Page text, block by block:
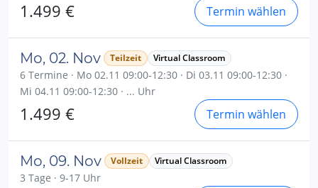
1.499 € Termin wählen
Mo, 02. Nov Teilzeit Virtual Classroom
6 Termine · Mo 02.11 09:00-12:30 · Di 03.11 09:00-12:30 ·
Mi 04.11 09:00-12:30 · ... Uhr
1.499 € Termin wählen
Mo, 09. Nov Vollzeit Virtual Classroom
3 Tage · 9-17 Uhr